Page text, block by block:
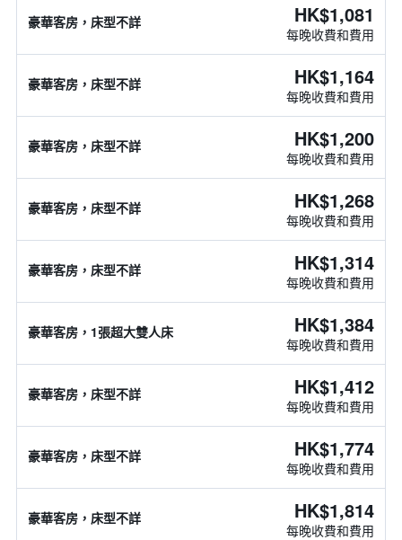
豪華客房，床型不詳 HK$1,081
每晚收費和費用
豪華客房，床型不詳 HK$1,164
每晚收費和費用
豪華客房，床型不詳 HK$1,200
每晚收費和費用
豪華客房，床型不詳 HK$1,268
每晚收費和費用
豪華客房，床型不詳 HK$1,314
每晚收費和費用
豪華客房，1張超大雙人床 HK$1,384
每晚收費和費用
豪華客房，床型不詳 HK$1,412
每晚收費和費用
豪華客房，床型不詳 HK$1,774
每晚收費和費用
豪華客房，床型不詳 HK$1,814
每晚收費和費用